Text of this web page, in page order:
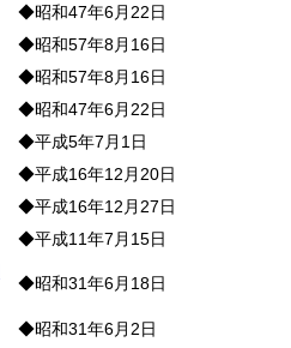
◆昭和47年6月22日
◆昭和57年8月16日
◆昭和57年8月16日
◆昭和47年6月22日
◆平成5年7月1日
◆平成16年12月20日
◆平成16年12月27日
◆平成11年7月15日
◆昭和31年6月18日
◆昭和31年6月2日